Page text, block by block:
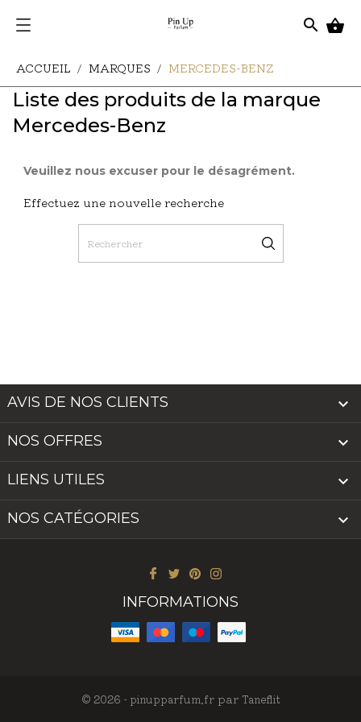

search
ACCUEIL MARQUES MERCEDES-BENZ
Liste des produits de la marque
Mercedes-Benz
Veuillez nous excuser pour le désagrément.
Effectuez une nouvelle recherche
AVIS DE NOS CLIENTS 
NOS OFFRES 
LIENS UTILES 
NOS CATÉGORIES 
INFORMATIONS
© 2026 - pinupparfum.frpar Taneflit